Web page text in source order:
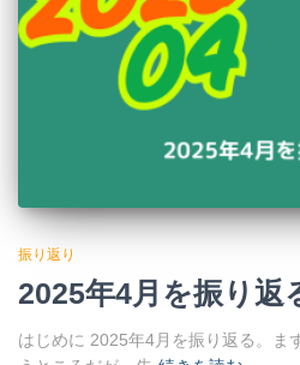
振り返り
2025年4月を振り返
はじめに 2025年4月を振り返る。ま